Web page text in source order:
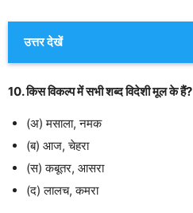
उत्तर देखें
10. किस विकल्प में सभी शब्द विदेशी मूल के हैं?
(अ) मसाला, नमक
(ब) आज, चेहरा
(स) कबूतर, आसरा
(द) लालच, कमरा